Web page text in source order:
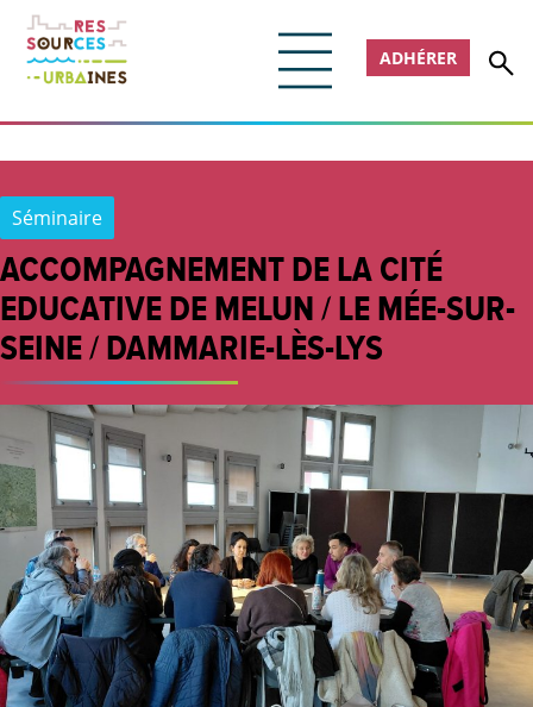
ADHÉRER
Séminaire
ACCOMPAGNEMENT DE LA CITÉ
EDUCATIVE DE MELUN / LE MÉE-SUR-
SEINE / DAMMARIE-LÈS-LYS